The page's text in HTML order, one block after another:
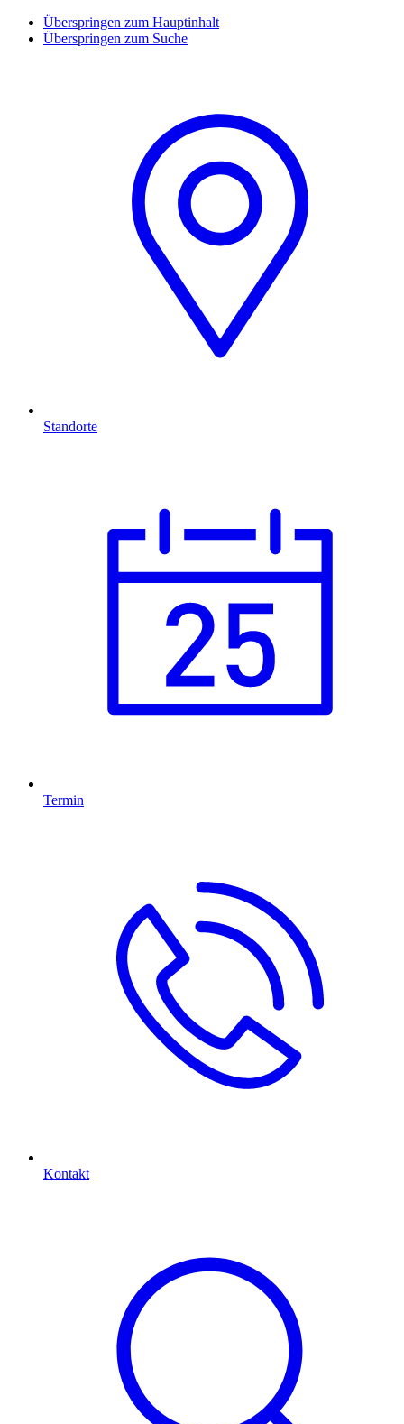
Überspringen zum Hauptinhalt
Überspringen zum Suche
Standorte
Termin
Kontakt